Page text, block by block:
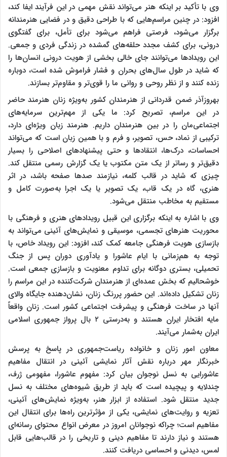
وی با تأکید بر اینکه هنر می‌تواند نقش مهمی در این فرآیند ایفا کند،
افزود: در چنین مراسم‌هایی که با طراحی دقیق و در فضایی هنرمندانه
برگزار می‌شود، فرصتی فراهم می‌شود برای تأمل، برای گفتگوی
درونی، برای کشف مجدد حلقه‌های گمشده در زندگی فردی و جمعی.
این رویدادها می‌توانند جای خالی بخشی از هویت درونی انسان‌ها را
که شاید در طول سال‌های بحران و فشار فراموش شده است، دوباره
زنده کنند و از نظر روحی و روانی ما را قوی‌تر و مقاوم‌تر بسازند.
بهروزآذر ضمن قدردانی از هنرمندان کشور به‌ویژه زنان هنرمند حاضر
در این مراسم، تصریح کرد: ما یکی از مهم‌ترین سرمایه‌های
اجتماعی‌مان را در بین هنرمندان داریم. هنرمند زبان ویژه‌ای دارد،
ترکیبی از نماد، حس، تصویر، و فرم و با همین زبان است که می‌تواند
احساسات، درک‌ها، انتقادها و حتی پیشنهادهای اصلاحی را بسیار
دقیق‌تر و رساتر از یک متن مکتوب یا یک گزارش رسمی منتقل کند.
چیزی که شاید در قالب کلمه، نیازمند صدها صفحه باشد، در اثر
هنری، گاه در یک قاب، یک تصویر یا یک اجرا به‌صورت کامل و
مستقیم به مخاطب منتقل می‌شود.
وی با اشاره به اینکه برگزاری این قبیل رویدادهای هنری و فرهنگی با
محوریت هنرهای تجسمی، موسیقی و نمایش‌های آئینی می‌تواند به
بازسازی هویت فرهنگی جامعه کمک کند، افزود: این رویداد خاص، با
توجه به هم‌زمانی با ایام عاشورا و یادآوری دوران پس از جنگ
تحمیلی، بستری دوگانه برای تداوم معنویت و بازسازی جمعی است.
خوشحالیم که بخش عمده‌ای از هنرمندان شرکت‌کننده در این مراسم را
زنان تشکیل داده‌اند. این حضور پررنگ زنان، نشان‌دهنده جایگاه والای
آنها در ساخت فرهنگی و پیشرفت اجتماعی کشور است. زنان واقعاً
مایه افتخار ایران هستند و به‌درستی ۲ بال پرواز جمهوری اسلامی
ایران به‌شمار می‌آیند.
معاون امور زنان و خانواده ریاست‌جمهوری در پاسخ به پرسش
خبرنگار مهر درباره نقش آثار نمایشی آئینی در انتقال مفاهیم
عاشورایی به نسل نوجوان بیان کرد: مفهوم عاشورا، مفهومی ژرف،
چندلایه و پیچیده است که باید از طریق شیوه‌های مختلف به نسل
جدید منتقل شود. استفاده از ابزار هنر، به‌ویژه نمایش‌های آئینی،
تعزیه و روایت‌های نمایشی، یکی از مؤثرترین راه‌ها برای انتقال این
مفاهیم است؛ چراکه نوجوانان امروز در معرض انواع محتوای رسانه‌ای
هستند و نیاز دارند تا مفاهیم دینی و تاریخی را در قالب‌هایی قابل
لمس، دیدنی و احساسی دریافت کنند.